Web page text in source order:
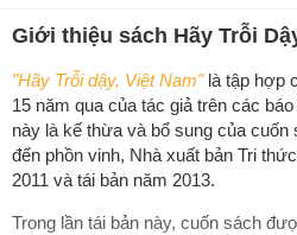
Giới thiệu sách Hãy Trỗi
"Hãy Trỗi dậy, Việt Nam" là tập hợp
15 năm qua của tác giả trên các
này là kế thừa và bổ sung của
đến phồn vinh, Nhà xuất bản Tri
2011 và tái bản năm 2013.
Trong lần tái bản này, cuốn sách